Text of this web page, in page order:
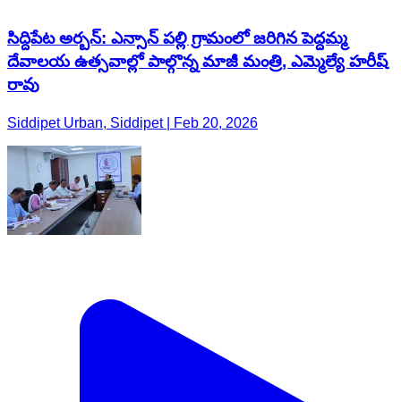
సిద్దిపేట అర్బన్: ఎన్సాన్ పల్లి గ్రామంలో జరిగిన పెద్దమ్మ
దేవాలయ ఉత్సవాల్లో పాల్గొన్న మాజీ మంత్రి, ఎమ్మెల్యే హరీష్
రావు
Siddipet Urban, Siddipet | Feb 20, 2026